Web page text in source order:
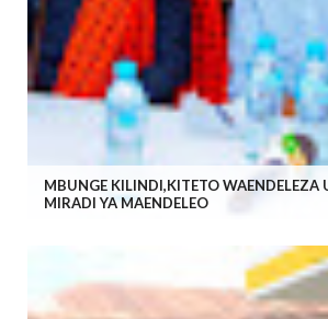
MBUNGE KILINDI,KITETO WAENDELEZA
MIRADI YA MAENDELEO